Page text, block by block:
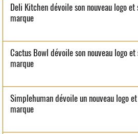
Deli Kitchen dévoile son nouveau logo
marque
Cactus Bowl dévoile son nouveau logo
marque
Simplehuman dévoile un nouveau logo
marque